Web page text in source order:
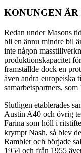
KONUNGEN
Redan under Masons
bli en ännu mindre bil
inte någon
produktionskapacitet
framställde dock en
även andra europeiska
samarbetspartners,
Slutligen etablerades
Austin A40 och övrig
Farina som höll i
krympt Nash, så blev
Rambler och började
1954 och från 1955